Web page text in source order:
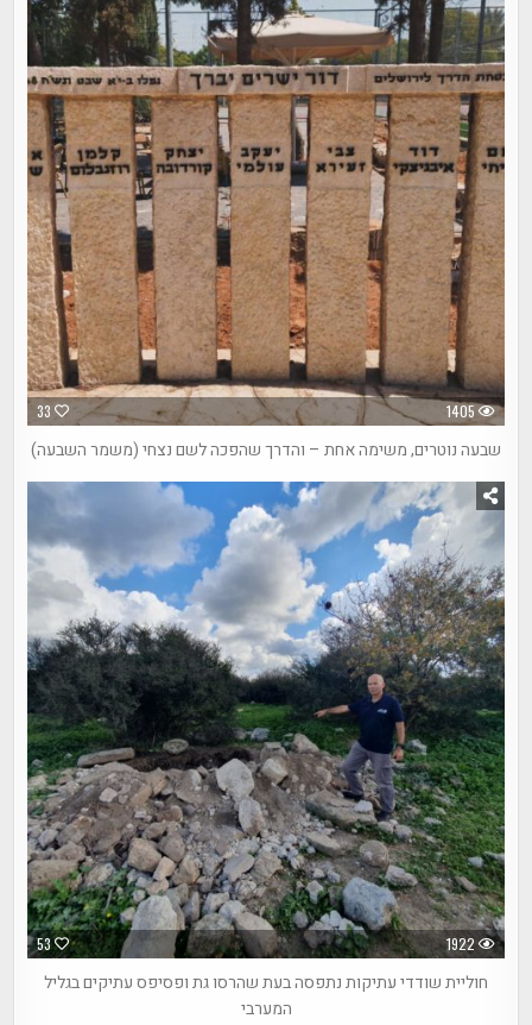
33 1405
שבעה נוטרים, משימה אחת – והדרך שהפכה לשם נצחי (משמר השבעה)
53 1922
חוליית שודדי עתיקות נתפסה בעת שהרסו גת ופסיפס עתיקים בגליל
המערבי